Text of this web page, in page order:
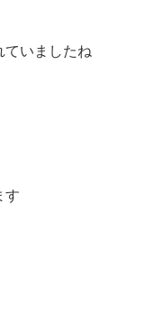
ていましたね
す